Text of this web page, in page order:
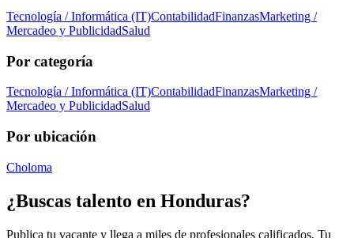
Tecnología / Informática (IT)ContabilidadFinanzasMarketing /
Mercadeo y PublicidadSalud
Por categoría
Tecnología / Informática (IT)ContabilidadFinanzasMarketing /
Mercadeo y PublicidadSalud
Por ubicación
Choloma
¿Buscas talento en Honduras?
Publica tu vacante y llega a miles de profesionales calificados. Tu